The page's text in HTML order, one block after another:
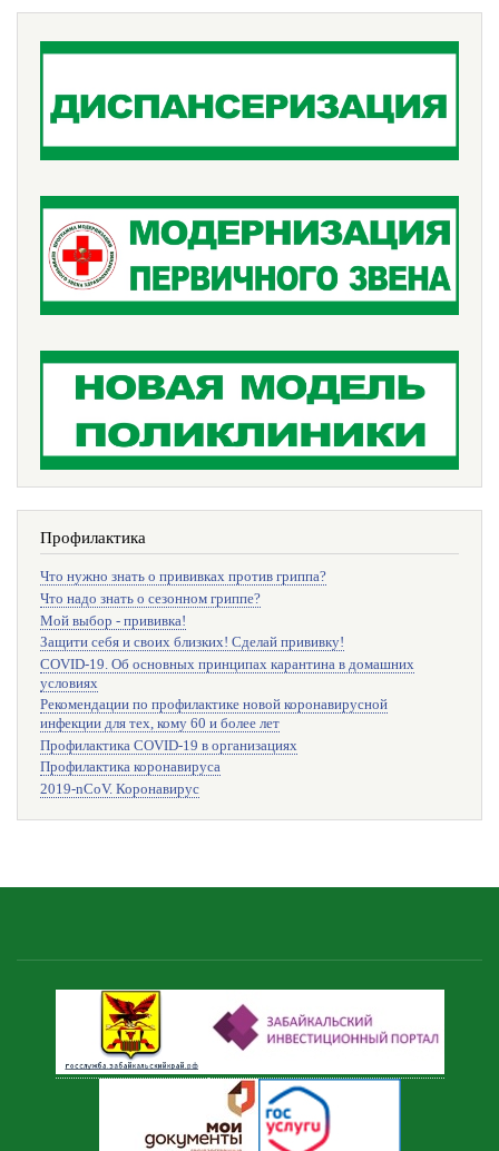
Профилактика
Что нужно знать о прививках против гриппа?
Что надо знать о сезонном гриппе?
Мой выбор - прививка!
Защити себя и своих близких! Сделай прививку!
COVID-19. Об основных принципах карантина в домашних
условиях
Рекомендации по профилактике новой коронавирусной
инфекции для тех, кому 60 и более лет
Профилактика COVID-19 в организациях
Профилактика коронавируса
2019-nCoV. Коронавирус